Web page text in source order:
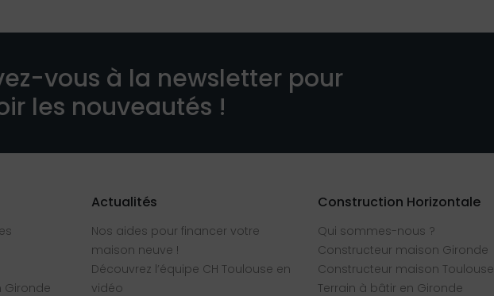
vous à la newsletter pour
les nouveautés !
Gironde
Actualités
Nos aides pour financer votre
maison neuve !
Découvrez l’équipe CH Toulouse en
vidéo
Construction Horizontale
Qui sommes-nous ?
Constructeur maison Gironde
Constructeur maison Toulouse
Terrain à bâtir en Gironde